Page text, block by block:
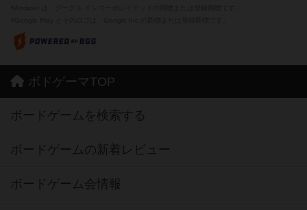
ボドゲーマTOP
ボードゲームを検索する
ボードゲームの新着レビュー
ボードゲーム会情報